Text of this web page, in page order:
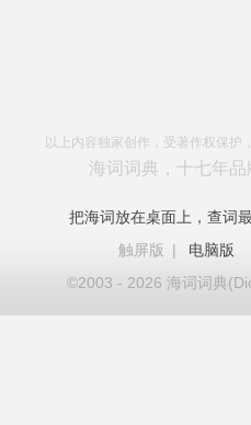
以上内容独家创作，受著作权保护
海词词典，十七年品
把海词放在桌面上，查词
触屏版
|
电脑版
©2003 - 2026 海词词典